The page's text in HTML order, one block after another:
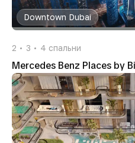
Downtown Dubai
2 3 4 спальни
Mercedes Benz Places by